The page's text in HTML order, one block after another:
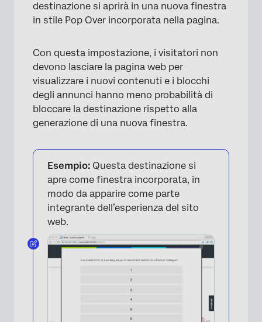
×
×
destinazione si aprirà in una nuova finestra
in stile Pop Over incorporata nella pagina.
Con questa impostazione, i visitatori non
devono lasciare la pagina web per
visualizzare i nuovi contenuti e i blocchi
degli annunci hanno meno probabilità di
bloccare la destinazione rispetto alla
generazione di una nuova finestra.
Esempio: Questa destinazione si
apre come finestra incorporata, in
modo da apparire come parte
integrante dell’esperienza del sito
web.